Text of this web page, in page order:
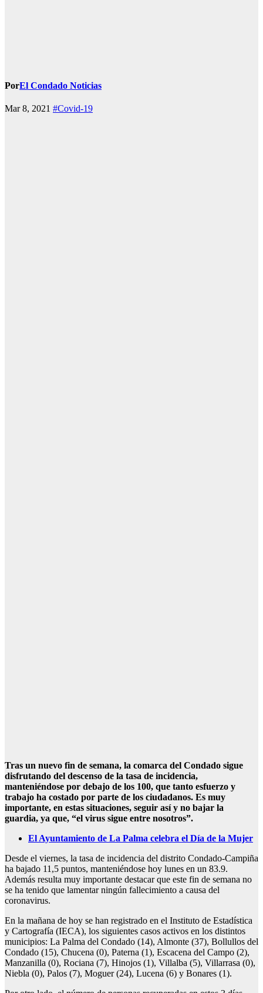
PorEl Condado Noticias
Mar 8, 2021 #Covid-19
Tras un nuevo fin de semana, la comarca del Condado sigue
disfrutando del descenso de la tasa de incidencia,
manteniéndose por debajo de los 100, que tanto esfuerzo y
trabajo ha costado por parte de los ciudadanos. Es muy
importante, en estas situaciones, seguir así y no bajar la
guardia, ya que, “el virus sigue entre nosotros”.
El Ayuntamiento de La Palma celebra el Día de la Mujer
Desde el viernes, la tasa de incidencia del distrito Condado-Campiña
ha bajado 11,5 puntos, manteniéndose hoy lunes en un 83.9.
Además resulta muy importante destacar que este fin de semana no
se ha tenido que lamentar ningún fallecimiento a causa del
coronavirus.
En la mañana de hoy se han registrado en el Instituto de Estadística
y Cartografía (IECA), los siguientes casos activos en los distintos
municipios: La Palma del Condado (14), Almonte (37), Bollullos del
Condado (15), Chucena (0), Paterna (1), Escacena del Campo (2),
Manzanilla (0), Rociana (7), Hinojos (1), Villalba (5), Villarrasa (0),
Niebla (0), Palos (7), Moguer (24), Lucena (6) y Bonares (1).